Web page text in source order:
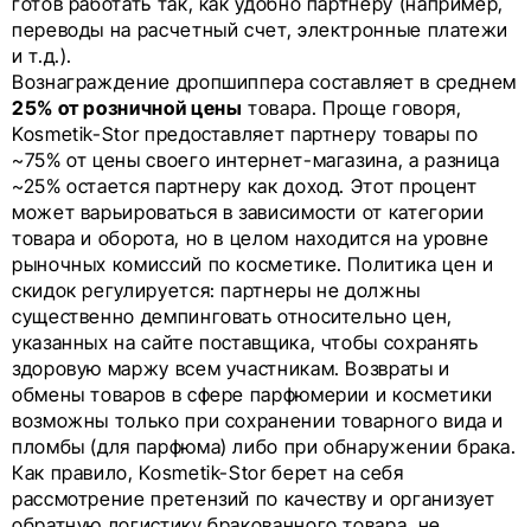
переводы на расчетный счет, электронные платежи
и т.д.).
Вознаграждение дропшиппера составляет в среднем
25% от розничной цены товара. Проще говоря,
Kosmetik-Stor предоставляет партнеру товары по
~75% от цены своего интернет-магазина, а разница
~25% остается партнеру как доход. Этот процент
может варьироваться в зависимости от категории
товара и оборота, но в целом находится на уровне
рыночных комиссий по косметике. Политика цен и
скидок регулируется: партнеры не должны
существенно демпинговать относительно цен,
указанных на сайте поставщика, чтобы сохранять
здоровую маржу всем участникам. Возвраты и
обмены товаров в сфере парфюмерии и косметики
возможны только при сохранении товарного вида и
пломбы (для парфюма) либо при обнаружении брака.
Как правило, Kosmetik-Stor берет на себя
рассмотрение претензий по качеству и организует